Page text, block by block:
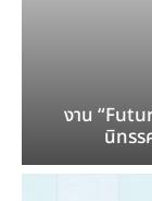
งาน
นิทรร